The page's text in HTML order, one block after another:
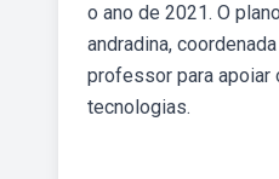
o ano de 2021. O
andradina,
professor para apoiar
tecnologias.